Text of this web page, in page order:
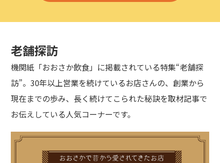
老舗探訪
機関紙「おおさか飲食」に掲載されている特集“老舗探
訪”。30年以上営業を続けているお店さんの、創業から
現在までの歩み、長く続けてこられた秘訣を取材記事で
お伝えしている人気コーナーです。